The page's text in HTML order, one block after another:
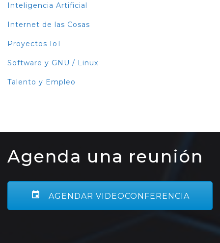
Inteligencia Artificial
Internet de las Cosas
Proyectos IoT
Software y GNU / Linux
Talento y Empleo
Agenda una reunión
AGENDAR VIDEOCONFERENCIA